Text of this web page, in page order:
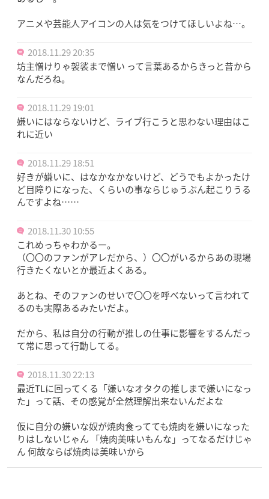
アニメや芸能人アイコンの人は気をつけてほしいよね…。
2018.11.29 20:35
坊主憎けりゃ袈裟まで憎い って言葉あるからきっと昔から
なんだろね。
2018.11.29 19:01
嫌いにはならないけど、ライブ行こうと思わない理由はこ
れに近い
2018.11.29 18:51
好きが嫌いに、はなかなかないけど、どうでもよかったけ
ど目障りになった、くらいの事ならじゅうぶん起こりうる
んですよね……
2018.11.30 10:55
これめっちゃわかるー。
（〇〇のファンがアレだから、）〇〇がいるからあの現場
行きたくないとか最近よくある。
あとね、そのファンのせいで〇〇を呼べないって言われて
るのも実際あるみたいだよ。
だから、私は自分の行動が推しの仕事に影響をするんだっ
て常に思って行動してる。
2018.11.30 22:13
最近TLに回ってくる「嫌いなオタクの推しまで嫌いになっ
た」って話、その感覚が全然理解出来ないんだよな
仮に自分の嫌いな奴が焼肉食ってても焼肉を嫌いになった
りはしないじゃん 「焼肉美味いもんな」ってなるだけじゃ
ん 何故ならば焼肉は美味いから